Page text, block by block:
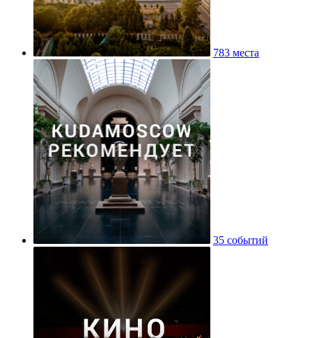
783 места
35 событий